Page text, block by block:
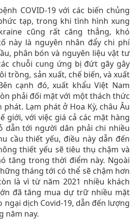
COVID-19 với các biến chủng
tạp, trong khi tình hình xung
cũng rất căng thẳng, khó
này là nguyên nhân đẩy chi phí
phân bón và nguyên liệu vật tư
chuỗi cung ứng bị đứt gãy gây
trồng, sản xuất, chế biến, và xuất
cạnh đó, xuất khẩu Việt Nam
phải đối mặt với một thách thức
Lạm phát ở Hoa Kỳ, châu Âu
giới, với việc giá cả các mặt hàng
dẫn tới người dân phải chi nhiều
cầu thiết yếu, điều này dẫn đến
thiết yếu sẽ tiêu thụ chậm và
tăng trong thời điểm này. Ngoài
tháng tới có thể sẽ chậm hơn
là vì từ năm 2021 nhiều khách
đã tăng mua dự trữ nhiều mặt
ngại dịch Covid-19, dẫn đến lượng
năm nay.